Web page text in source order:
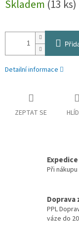
cena:
Skladem (13 ks)
Detailní informace
ZEPTAT SE
Při
Doprava
PPL
váze do